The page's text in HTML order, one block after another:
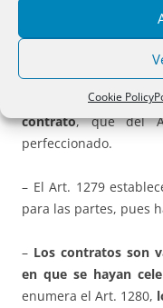
Cookie Policy
La doctrina
interpretación amplia
La forma no es
contrato, que del
perfeccionado.
– El Art. 1279
para las partes, pues
– Los contratos son
en que se hayan
enumera el Art. 1280,